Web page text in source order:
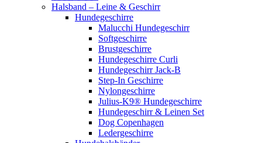
Halsband – Leine & Geschirr
Hundegeschirre
Malucchi Hundegeschirr
Softgeschirre
Brustgeschirre
Hundegeschirre Curli
Hundegeschirr Jack-B
Step-In Geschirre
Nylongeschirre
Julius-K9® Hundegeschirre
Hundegeschirr & Leinen Set
Dog Copenhagen
Ledergeschirre